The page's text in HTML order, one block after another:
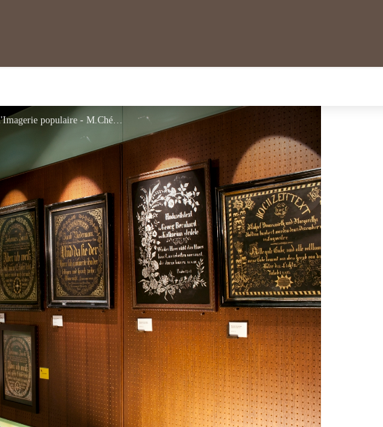
Musée de l'Imagerie populaire - M.Chérot